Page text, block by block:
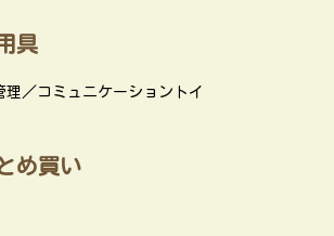
具
理／コミュニケーショントイ
め買い